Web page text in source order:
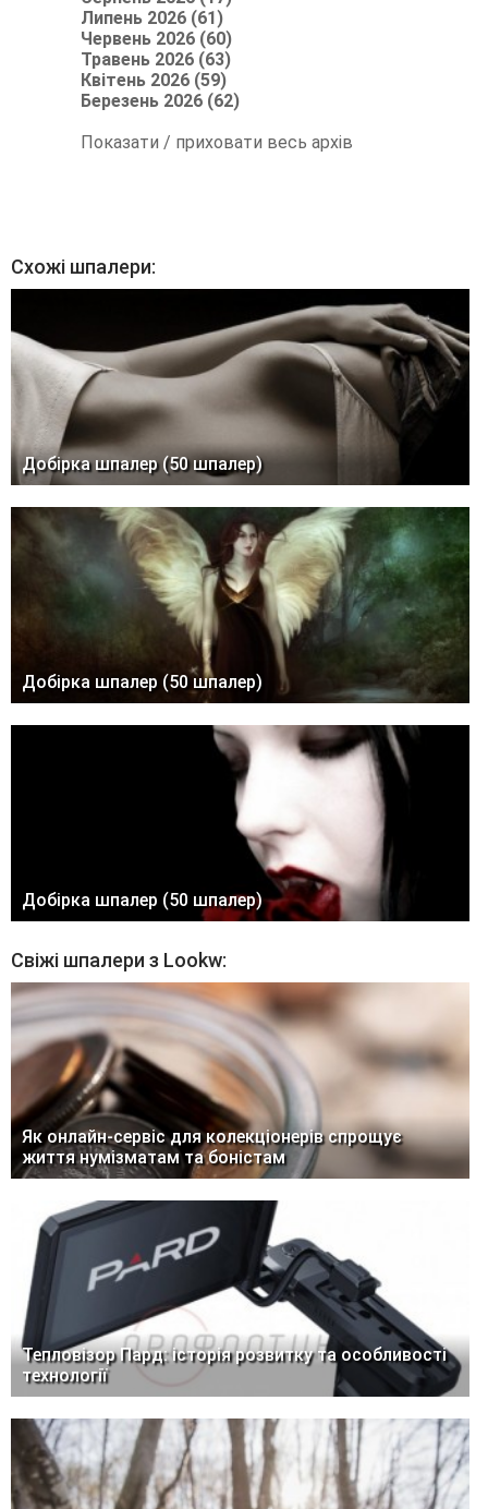
Липень 2026 (61)
Червень 2026 (60)
Травень 2026 (63)
Квітень 2026 (59)
Березень 2026 (62)
Показати / приховати весь архів
Схожі шпалери:
Добірка шпалер (50 шпалер)
Добірка шпалер (50 шпалер)
Добірка шпалер (50 шпалер)
Свіжі шпалери з Lookw:
Як онлайн-сервіс для колекціонерів спрощує
життя нумізматам та боністам
Тепловізор Пард: історія розвитку та особливості
технології